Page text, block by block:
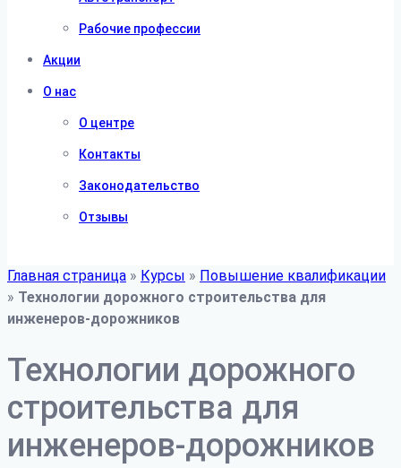
Рабочие профессии
Акции
О нас
О центре
Контакты
Законодательство
Отзывы
Главная страница » Курсы » Повышение квалификации
» Технологии дорожного строительства для
инженеров-дорожников
Технологии дорожного
строительства для
инженеров-дорожников